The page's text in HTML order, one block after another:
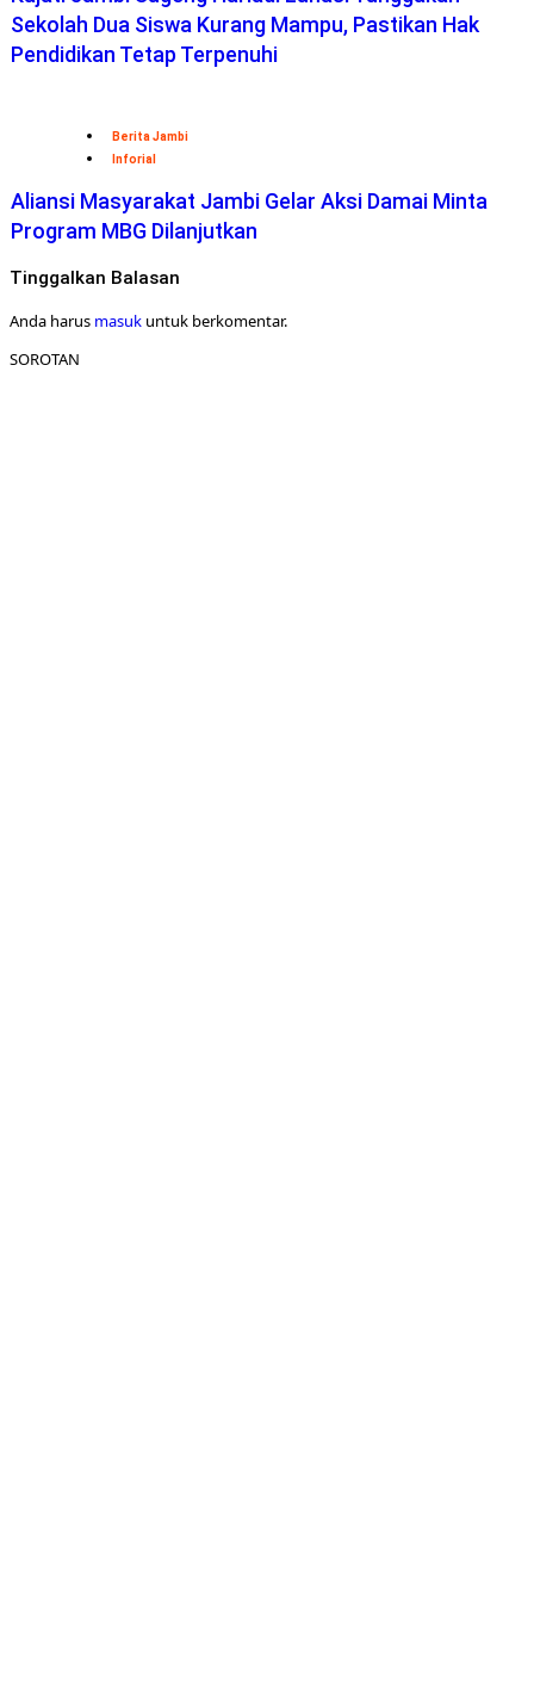
Sekolah Dua Siswa Kurang Mampu, Pastikan Hak
Pendidikan Tetap Terpenuhi
Berita Jambi
Inforial
Aliansi Masyarakat Jambi Gelar Aksi Damai Minta
Program MBG Dilanjutkan
Tinggalkan Balasan
Anda harus masuk untuk berkomentar.
SOROTAN